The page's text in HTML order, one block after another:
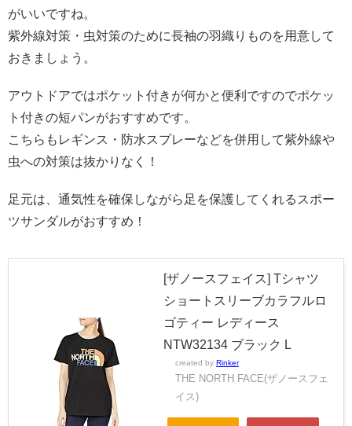
がいいですね。
紫外線対策・虫対策のために長袖の羽織りものを用意して
おきましょう。
アウトドアではポケット付きが何かと便利ですのでポケッ
ト付きの短パンがおすすめです。
こちらもレギンス・防水スプレーなどを併用して紫外線や
虫への対策は抜かりなく！
足元は、通気性を確保しながら足を保護してくれるスポー
ツサンダルがおすすめ！
[ザノースフェイス] Tシャツ
ショートスリーブカラフルロ
ゴティー レディース
NTW32134 ブラック L
created by Rinker
THE NORTH FACE(ザノースフェ
イス)